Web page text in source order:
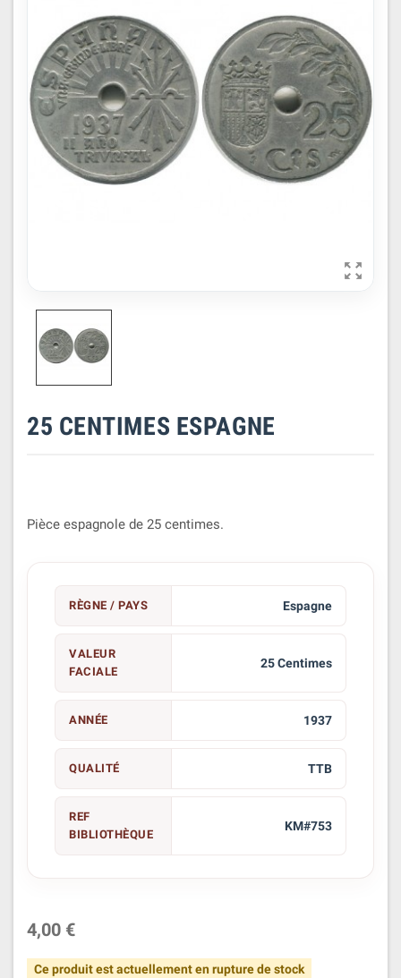

25 CENTIMES ESPAGNE
Pièce espagnole de 25 centimes.
RÈGNE / PAYS Espagne
VALEUR
FACIALE
25 Centimes
ANNÉE 1937
QUALITÉ TTB
REF
BIBLIOTHÈQUE
KM#753
4,00 €
Ce produit est actuellement en rupture de stock